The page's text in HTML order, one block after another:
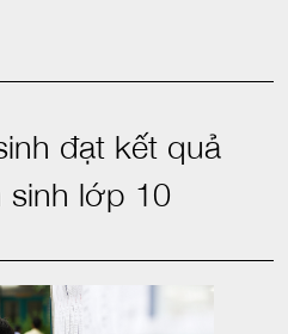
đạt kết quả
sinh lớp 10